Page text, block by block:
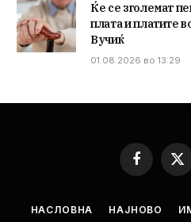
Ќе се зголемат
плата и платите
Вучиќ
01.08.2026 во 13:29
Facebook
X
НАСЛОВНА НАЈНОВО